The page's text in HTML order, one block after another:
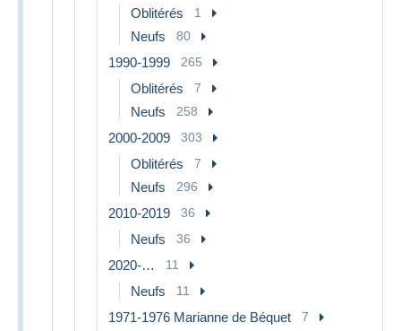
Oblitérés 1
Neufs 80
1990-1999 265
Oblitérés 7
Neufs 258
2000-2009 303
Oblitérés 7
Neufs 296
2010-2019 36
Neufs 36
2020-… 11
Neufs 11
1971-1976 Marianne de Béquet 7